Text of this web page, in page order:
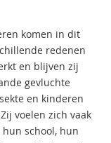
komen in dit
redenen
en blijven zij
gevluchte
en kinderen
voelen zich vaak
school, hun